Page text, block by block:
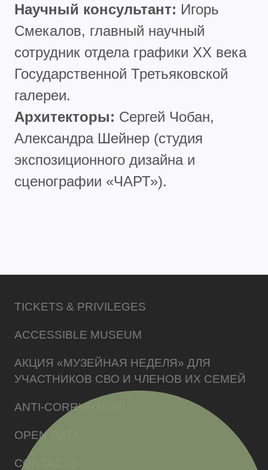
Научный консультант: Игорь
Смекалов, главный научный
сотрудник отдела графики XX века
Государственной Третьяковской
галереи.
Архитекторы: Сергей Чобан,
Александра Шейнер (студия
экспозиционного дизайна и
сценографии «ЧАРТ»).
TICKETS & PRIVILEGES
ACCESSIBLE MUSEUM
АКЦИЯ «МУЗЕЙНАЯ НЕДЕЛЯ» ДЛЯ
УЧАСТНИКОВ СВО И ЧЛЕНОВ ИХ СЕМЕЙ
ANTI-CORRUPTION
OPEN DATA
CONTACTS